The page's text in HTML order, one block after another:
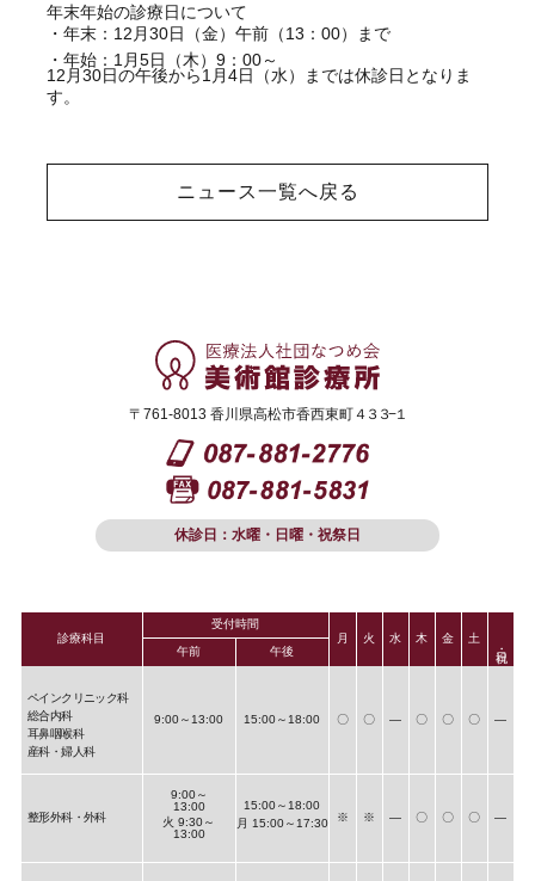
年末年始の診療日について
・年末：12月30日（金）午前（13：00）まで
・年始：1月5日（木）9：00～
12月30日の午後から1月4日（水）までは休診日となりま
す。
ニュース一覧へ戻る
〒761-8013 香川県高松市香西東町４３３−１
休診日：水曜・日曜・祝祭日
診療科目
受付時間
月
火 水 木 金
土
午前
午後
ペインクリニック科
総合内科
耳鼻咽喉科
産科・婦人科
9:00～13:00 15:00～18:00 〇 〇 ― 〇 〇 〇 ―
整形外科・外科
9:00～
13:00
火 9:30～
13:00
15:00～18:00
月 15:00～17:30
※ ※ ― 〇 〇 〇 ―